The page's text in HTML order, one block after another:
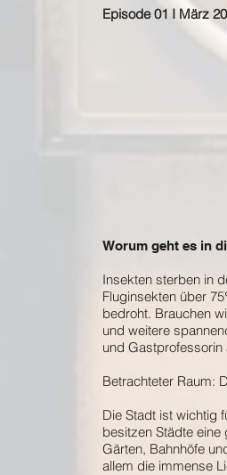
Episode 01 I März
Worum geht es in
Insekten sterben in
Fluginsekten über
bedroht. Brauchen
und weitere
und Gastprofessorin
Betrachteter Raum:
Die Stadt ist wichtig
besitzen Städte
Gärten, Bahnhöfe
allem die immense